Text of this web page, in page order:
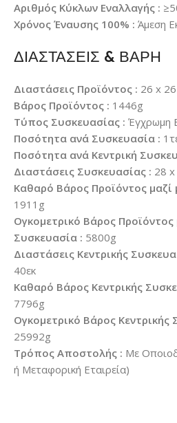
Αριθμός Κύκλων Εναλλαγής :
Χρόνος Έναυσης 100% : Άμεση
ΔΙΑΣΤΑΣΕΙΣ & ΒΑΡΗ
Διαστάσεις Προϊόντος : 26 x
Βάρος Προϊόντος : 1446g
Τύπος Συσκευασίας : Έγχρωμη
Ποσότητα ανά Συσκευασία :
Ποσότητα ανά Κεντρική
Διαστάσεις Συσκευασίας : 28
Καθαρό Βάρος Προϊόντος μαζί
1911g
Ογκομετρικό Βάρος Προϊόντος
Συσκευασία : 5800g
Διαστάσεις Κεντρικής
40εκ
Καθαρό Βάρος Κεντρικής
7796g
Ογκομετρικό Βάρος
25992g
Τρόπος Αποστολής : Με
ή Μεταφορική Εταιρεία)